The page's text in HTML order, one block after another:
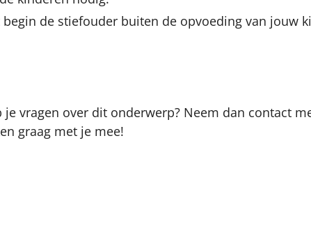
de stiefouder buiten de opvoeding van jouw
vragen over dit onderwerp? Neem dan contact
graag met je mee!